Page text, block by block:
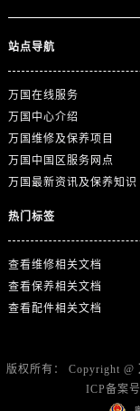
站点导航
万国在线服务
万国中心介绍
万国维修及保养项目
万国中国区服务网点
万国最新资讯及保养知识
热门标签
查看维修相关文档
查看保养相关文档
查看配件相关文档
版权所有： Copyright @
ICP备案号